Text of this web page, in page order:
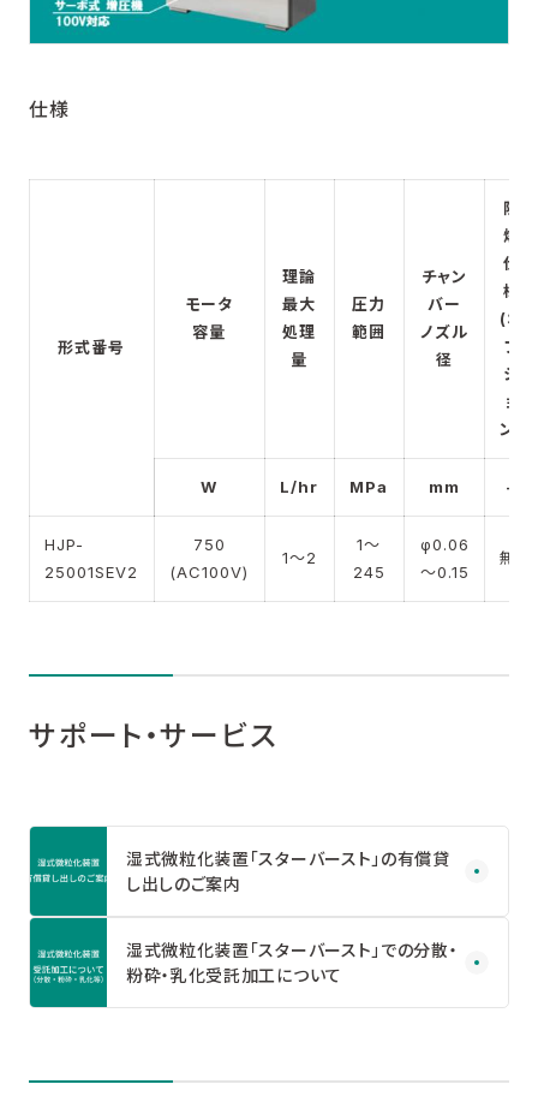
仕様
形式番号
モータ
容量
理論
最大
処理
量
圧力
範囲
チャン
バー
ノズル
径
防
爆
仕
様
(オ
プ
シ
ョ
ン)
W L/hr MPa mm –
HJP-
25001SEV2
750
(AC100V)
1～2
1～
245
φ0.06
～0.15
無
サポート・サービス
湿式微粒化装置「スターバースト」の有償貸
し出しのご案内
湿式微粒化装置「スターバースト」での分散・
粉砕・乳化受託加工について